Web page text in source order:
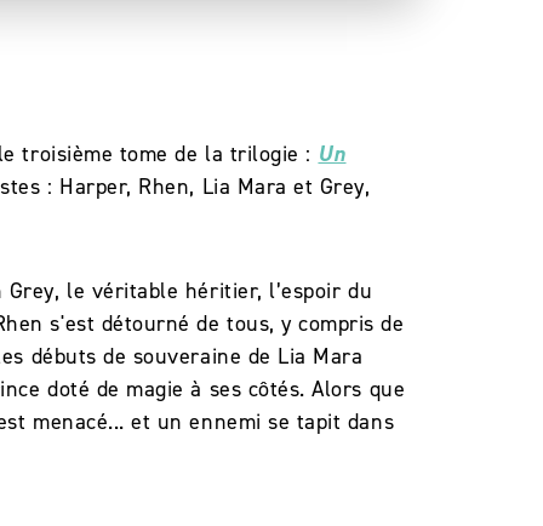
troisième tome de la trilogie : Un
: Harper, Rhen, Lia Mara et Grey,
le véritable héritier, l’espoir du
s'est détourné de tous, y compris de
débuts de souveraine de Lia Mara
doté de magie à ses côtés. Alors que
menacé... et un ennemi se tapit dans